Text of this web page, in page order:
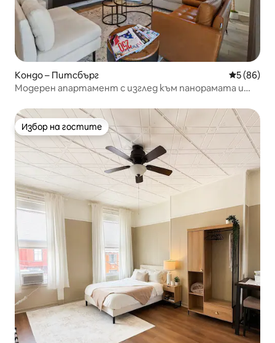
Кондо – Питсбърг Средна
5 (86)
Модерен апартамент с изглед към панорамата и
Избор на гостите
Избор на гостите